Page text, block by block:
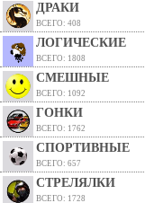
ДРАКИ
ВСЕГО: 408
ЛОГИЧЕСКИЕ
ВСЕГО: 1808
СМЕШНЫЕ
ВСЕГО: 1092
ГОНКИ
ВСЕГО: 1762
СПОРТИВНЫЕ
ВСЕГО: 657
СТРЕЛЯЛКИ
ВСЕГО: 1728